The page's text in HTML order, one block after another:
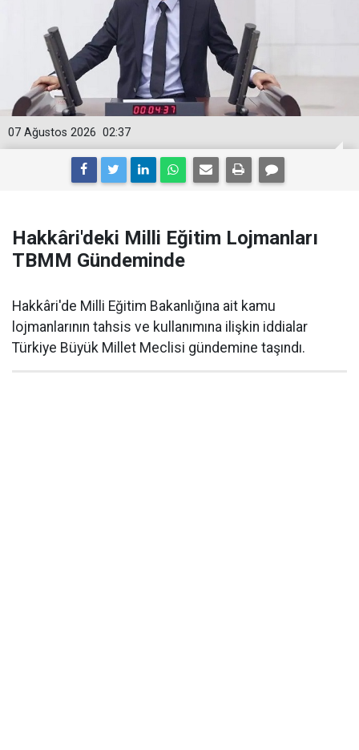
02:37
07 Ağustos 2026
Hakkâri'deki Milli Eğitim Lojmanları
TBMM Gündeminde
Hakkâri'de Milli Eğitim Bakanlığına ait kamu
lojmanlarının tahsis ve kullanımına ilişkin iddialar
Türkiye Büyük Millet Meclisi gündemine taşındı.